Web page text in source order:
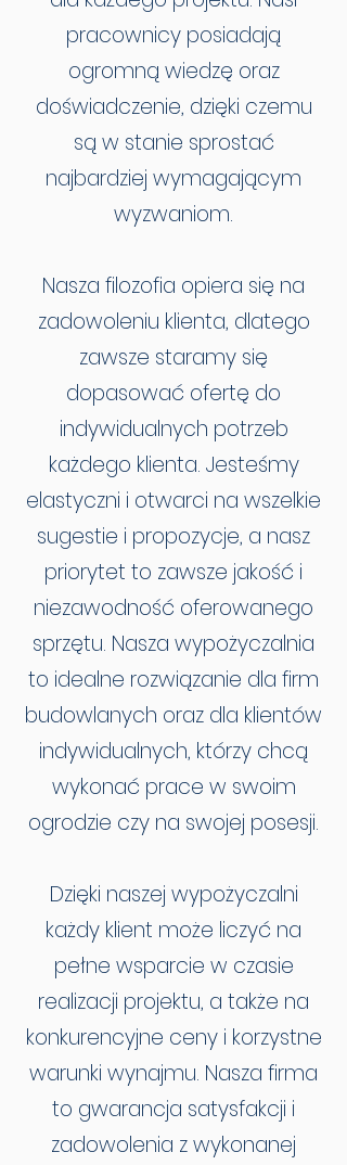
pracownicy posiadają
ogromną wiedzę oraz
doświadczenie, dzięki czemu
są w stanie sprostać
najbardziej wymagającym
wyzwaniom.
Nasza filozofia opiera się na
zadowoleniu klienta, dlatego
zawsze staramy się
dopasować ofertę do
indywidualnych potrzeb
każdego klienta. Jesteśmy
elastyczni i otwarci na wszelkie
sugestie i propozycje, a nasz
priorytet to zawsze jakość i
niezawodność oferowanego
sprzętu. Nasza wypożyczalnia
to idealne rozwiązanie dla firm
budowlanych oraz dla klientów
indywidualnych, którzy chcą
wykonać prace w swoim
ogrodzie czy na swojej posesji.
Dzięki naszej wypożyczalni
każdy klient może liczyć na
pełne wsparcie w czasie
realizacji projektu, a także na
konkurencyjne ceny i korzystne
warunki wynajmu. Nasza firma
to gwarancja satysfakcji i
zadowolenia z wykonanej